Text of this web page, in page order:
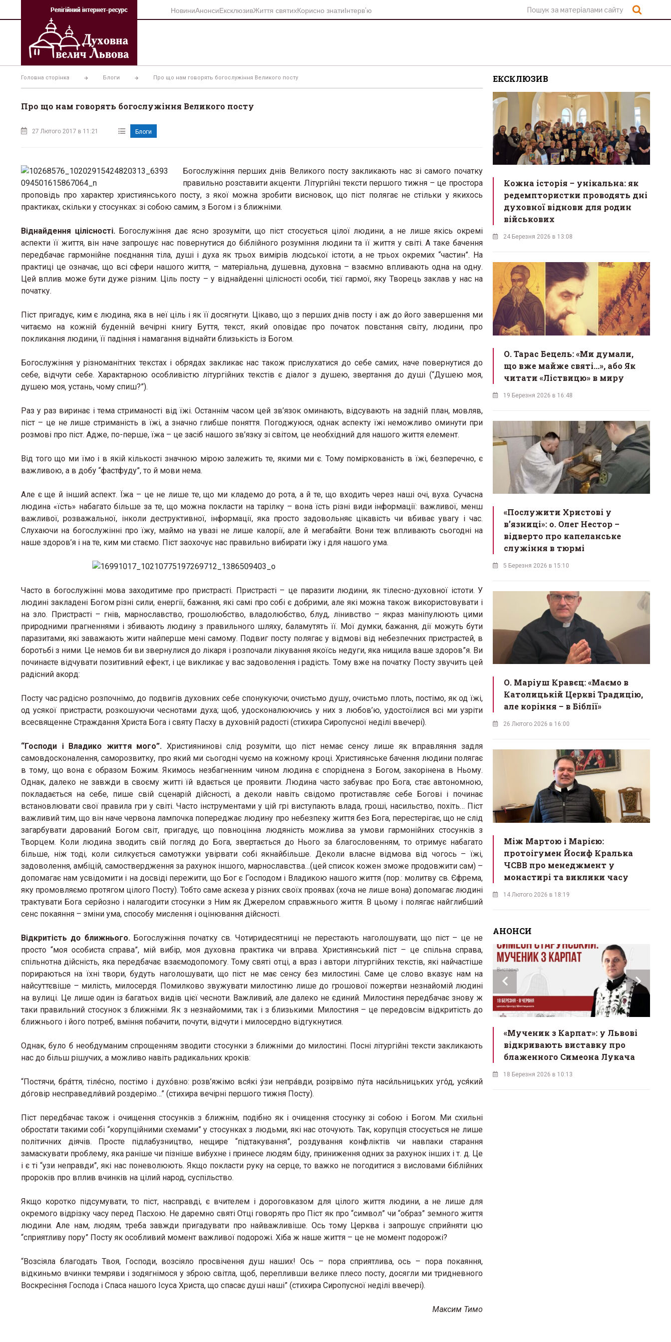
вмісту
НовиниАнонсиЕксклюзивЖиття святихКорисно знатиІнтерв’ю
Головна сторінка Блоги Про що нам говорять богослужіння Великого посту
Про що нам говорять богослужіння Великого посту
27 Лютого 2017 в 11:21 Блоги
Богослужіння перших днів Великого посту закликають нас зі самого початку
правильно розставити акценти. Літургійні тексти першого тижня – це простора
проповідь про характер християнського посту, з якої можна зробити висновок, що піст полягає не стільки у якихось
практиках, скільки у стосунках: зі собою самим, з Богом і з ближніми.
Віднайдення цілісності.Богослужіння дає ясно зрозуміти, що піст стосується цілої людини, а не лише якісь окремі
аспекти її життя, він наче запрошує нас повернутися до біблійного розуміння людини та її життя у світі. А таке бачення
передбачає гармонійне поєднання тіла, душі і духа як трьох вимірів людської істоти, а не трьох окремих “частин”. На
практиці це означає, що всі сфери нашого життя, – матеріальна, душевна, духовна – взаємно впливають одна на одну.
Цей вплив може бути дуже різним. Ціль посту – у віднайденні цілісності особи, тієї гармої, яку Творець заклав у нас на
початку.
Піст пригадує, ким є людина, яка в неї ціль і як її досягнути. Цікаво, що з перших днів посту і аж до його завершення ми
читаємо на кожній буденній вечірні книгу Буття, текст, який оповідає про початок повстання світу, людини, про
покликання людини, її падіння і намагання віднайти близькість із Богом.
Богослужіння у різноманітних текстах і обрядах закликає нас також прислухатися до себе самих, наче повернутися до
себе, відчути себе. Характарною особливістю літургійних текстів є діалог з душею, звертання до душі (“Душею моя,
душею моя, устань, чому спиш?”).
Раз у раз виринає і тема стриманості від їжі. Останнім часом цей зв’язок оминають, відсувають на задній план, мовляв,
піст – це не лише стриманість в їжі, а значно глибше поняття. Погоджуюся, однак аспекту їжі неможливо оминути при
розмові про піст. Адже, по-перше, їжа – це засіб нашого зв’язку зі світом, це необхідний для нашого життя елемент.
Від того що ми їмо і в якій кількості значною мірою залежить те, якими ми є. Тому поміркованість в їжі, безперечно, є
важливою, а в добу “фастфуду”, то й мови нема.
Але є ще й інший аспект. Їжа – це не лише те, що ми кладемо до рота, а й те, що входить через наші очі, вуха. Сучасна
людина «їсть» набагато більше за те, що можна покласти на тарілку – вона їсть різні види інформації: важливої, менш
важливої, розважальної, інколи деструктивної, інформації, яка просто задовольняє цікавість чи вбиває увагу і час.
Слухаючи на богослужінні про їжу, маймо на увазі не лише калорії, але й мегабайти. Вони теж впливають сьогодні на
наше здоров’я і на те, ким ми стаємо. Піст заохочує нас правильно вибирати їжу і для нашого ума.
Часто в богослужінні мова заходитиме про пристрасті. Пристрасті – це паразити людини, як тілесно-духовної істоти. У
людині закладені Богом різні сили, енергії, бажання, які самі про собі є добрими, але які можна також використовувати і
на зло. Пристрасті – гнів, марнославство, грошолюбство, владолюбство, блуд, лінивство – якраз маніпулюють цими
природними прагненнями і збивають людину з правильного шляху, баламутять її. Мої думки, бажання, дії можуть бути
паразитами, які заважають жити найперше мені самому. Подвиг посту полягає у відмові від небезпечних пристрастей, в
боротьбі з ними. Це немов би ви звернулися до лікаря і розпочали лікування якоїсь недуги, яка нищила ваше здоров”я. Ви
починаєте відчувати позитивний ефект, і це викликає у вас задоволення і радість. Тому вже на початку Посту звучить цей
радісний акорд:
Посту час радісно розпочнімо, до подвигів духовних себе спонукуючи; очистьмо душу, очистьмо плоть, постімо, як од їжі,
од усякої пристрасти, розкошуючи чеснотами духа; щоб, удосконалюючись у них з любов’ю, удостоїлися всі ми узріти
всесвященне Страждання Христа Бога і святу Пасху в духовній радості (стихира Сиропусної неділі ввечері).
“Господи і Владико життя мого”. Християнинові слід розуміти, що піст немає сенсу лише як вправляння задля
самовдосконалення, саморозвитку, про який ми сьогодні чуємо на кожному кроці. Християнське бачення людини полягає
в тому, що вона є образом Божим. Якимось незбагненним чином людина є споріднена з Богом, закорінена в Ньому.
Однак, далеко не завжди в своєму житті їй вдається це проявити. Людина часто забуває про Бога, стає автономною,
покладається на себе, пише свій сценарій дійсності, а деколи навіть свідомо протиставляє себе Богові і починає
встановлювати свої правила гри у світі. Часто інструментами у цій грі виступають влада, гроші, насильство, похіть… Піст
важливий тим, що він наче червона лампочка попереджає людину про небезпеку життя без Бога, перестерігає, що не слід
загарбувати дарований Богом світ, пригадує, що повноцінна людяність можлива за умови гармонійних стосунків з
Творцем. Коли людина зводить свій погляд до Бога, звертається до Нього за благословенням, то отримує набагато
більше, ніж тоді, коли силкується самотужки увірвати собі якнайбільше. Деколи власне відмова від чогось – їжі,
задоволення, амбіцій, самоствердження за рахунок іншого, марнославства…(цей список кожен зможе продовжити сам) –
допомагає нам усвідомити і на досвіді пережити, що Бог є Господом і Владикою нашого життя (пор.: молитву св. Єфрема,
яку промовляємо протягом цілого Посту). Тобто саме аскеза у різних своїх проявах (хоча не лише вона) допомагає людині
трактувати Бога серйозно і налагодити стосунки з Ним як Джерелом справжнього життя. В цьому і полягає найглибший
сенс покаяння – зміни ума, способу мислення і оцінювання дійсності.
Відкритість до ближнього.Богослужіння початку св. Чотиридесятниці не перестають наголошувати, що піст – це не
просто “моя особиста справа”, мій вибір, моя духовна практика чи вправа. Християнський піст – це спільна справа,
спільнотна дійсність, яка передбачає взаємодопомогу. Тому святі отці, а враз і автори літургійних текстів, які найчастіше
порираються на їхні твори, будуть наголошувати, що піст не має сенсу без милостині. Саме це слово вказує нам на
найсуттєвіше – милість, милосердя. Помилково звужувати милостиню лише до грошової пожертви незнайомій людині
на вулиці. Це лише один із багатьох видів цієї чесноти. Важливий, але далеко не єдиний. Милостиня передбачає знову ж
таки правильний стосунок з ближніми. Як з незнайомими, так і з близькими. Милостиня – це передовсім відкритість до
ближнього і його потреб, вміння побачити, почути, відчути і милосердно відгукнутися.
Однак, було б необдуманим спрощенням зводити стосунки з ближніми до милостині. Посні літургійні тексти закликають
нас до більш рішучих, а можливо навіть радикальних кроків:
“Постячи, бра́ття, тіле́сно, постімо і духо́вно: розв’яжімо вся́кі у́зи непра́вди, розірвімо пу́та наси́льницьких уго́д, уся́кий
до́говір несправедли́вий роздерімо…” (стихира вечірні першого тижня Посту).
Піст передбачає також і очищення стосунків з ближнім, подібно як і очищення стосунку зі собою і Богом. Ми схильні
обростати такими собі “корупційними схемами” у стосунках з людьми, які нас оточують. Так, корупція стосується не лише
політичних діячів. Просте підлабузництво, нещире “підтакування”, роздування конфліктів чи навпаки старання
замаскувати проблему, яка раніше чи пізніше вибухне і принесе людям біду, приниження одних за рахунок інших і т. д. Це
і є ті “узи неправди”, які нас поневолюють. Якщо покласти руку на серце, то важко не погодитися з висловами біблійних
пророків про вплив вчинків на цілий народ, суспільство.
Якщо коротко підсумувати, то піст, насправді, є вчителем і дороговказом для цілого життя людини, а не лише для
окремого відрізку часу перед Пасхою. Не даремно святі Отці говорять про Піст як про “символ” чи “образ” земного життя
людини. Але нам, людям, треба завжди пригадувати про найважливіше. Ось тому Церква і запрошує сприйняти цю
“сприятливу пору” Посту як особливий момент важливої подорожі. Хіба ж наше життя – це не момент подорожі?
“Возсіяла благодать Твоя, Господи, возсіяло просвічення душ наших! Ось – пора сприятлива, ось – пора покаяння,
відкиньмо вчинки темряви і зодягнімося у зброю світла, щоб, перепливши велике плесо посту, досягли ми тридневного
Воскресіння Господа і Спаса нашого Ісуса Христа, що спасає душі наші” (стихира Сиропусної неділі ввечері).
Максим Тимо
ЕКСКЛЮЗИВ
Кожна історія – унікальна: як
редемптористки проводять дні
духовної віднови для родин
військових
24 Березня 2026 в 13:08
О. Тарас Бецель: «Ми думали,
що вже майже святі...», або Як
читати «Ліствицю» в миру
19 Березня 2026 в 16:48
«Послужити Христові у
вʼязниці»: о. Олег Нестор –
відверто про капеланське
служіння в тюрмі
5 Березня 2026 в 15:10
О. Маріуш Кравєц: «Маємо в
Католицькій Церкві Традицію,
але коріння – в Біблії»
26 Лютого 2026 в 16:00
Між Мартою і Марією:
протоігумен Йосиф Кралька
ЧСВВ про менеджмент у
монастирі та виклики часу
14 Лютого 2026 в 18:19
АНОНСИ
тепло»: у Львові з’явиться
простір стосунків для сімей у
12 Березня 2026 в 11:45
музей історії релігії у Львові
«Мученик з Карпат»: у Львові
відкривають виставку про
блаженного Симеона Лукача
18 Березня 2026 в 10:13